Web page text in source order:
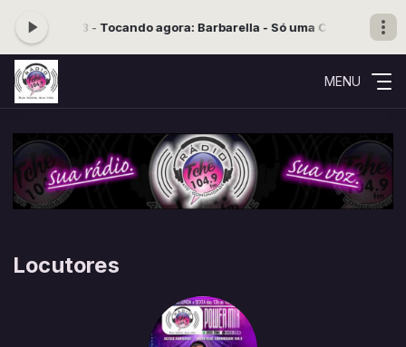
às 05:33 - Tocando agora: Barbarella - Só uma Canção
MENU
Locutores